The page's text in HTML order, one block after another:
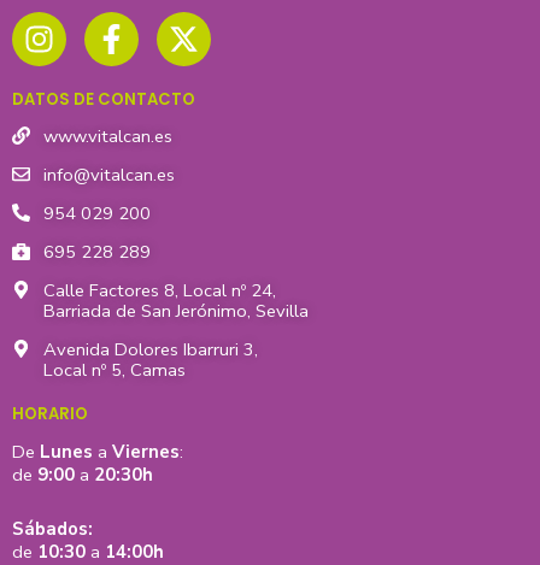
n
s
a
g
r
a
m
a
c
b
o
o
k
-
f
-
t
i
DATOS DE CONTACTO
www.vitalcan.es
info@vitalcan.es
954 029 200
695 228 289
Calle Factores 8, Local nº 24,
Barriada de San Jerónimo, Sevilla
Avenida Dolores Ibarruri 3,
Local nº 5, Camas
HORARIO
De Lunes a Viernes:
de 9:00 a 20:30h
Sábados:
de 10:30 a 14:00h